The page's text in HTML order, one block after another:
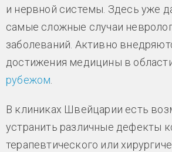
и нервной системы. Здесь уже
самые сложные случаи
заболеваний. Активно
достижения медицины в
рубежом.
В клиниках Швейцарии есть
устранить различные дефекты
терапевтического или